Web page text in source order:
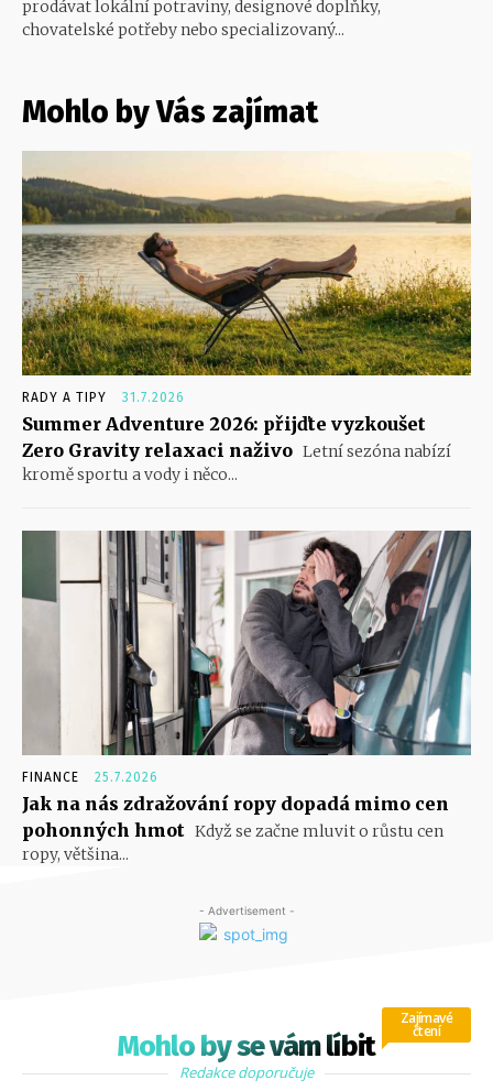
prodávat lokální potraviny, designové doplňky,
chovatelské potřeby nebo specializovaný...
Mohlo by Vás zajímat
RADY A TIPY 31.7.2026
Summer Adventure 2026: přijďte vyzkoušet
Zero Gravity relaxaci naživo Letní sezóna nabízí
kromě sportu a vody i něco...
FINANCE 25.7.2026
Jak na nás zdražování ropy dopadá mimo cen
pohonných hmot Když se začne mluvit o růstu cen
ropy, většina...
- Advertisement -
Mohlo by se vám líbit
Zajímavé
čtení
Redakce doporučuje